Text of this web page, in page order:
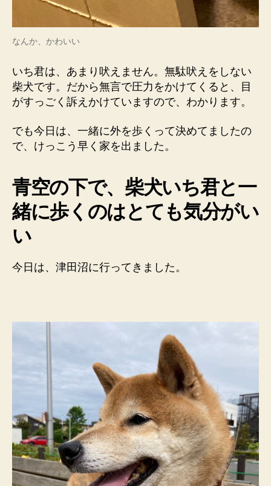
なんか、かわいい
いち君は、あまり吠えません。無駄吠えをしない
柴犬です。だから無言で圧力をかけてくると、目
がすっごく訴えかけていますので、わかります。
でも今日は、一緒に外を歩くって決めてましたの
で、けっこう早く家を出ました。
青空の下で、柴犬いち君と一
緒に歩くのはとても気分がい
い
今日は、津田沼に行ってきました。